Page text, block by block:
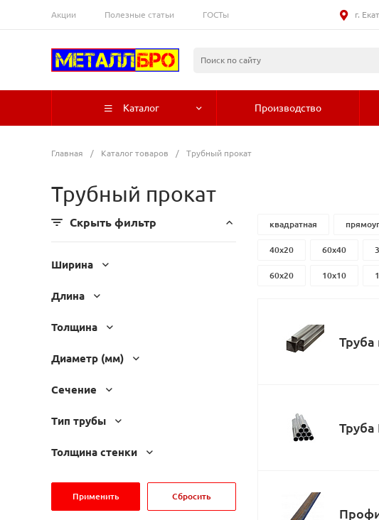
Акции Полезные статьи ГОСТы г.
Каталог Производство
Главная / Каталог товаров / Трубный прокат
Трубный прокат
Скрыть фильтр
Ширина
Длина
Толщина
Диаметр (мм)
Сечение
Тип трубы
Толщина стенки
квадратная
40x20 60x40
60x20 10x10
Труба